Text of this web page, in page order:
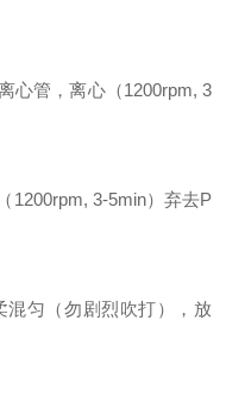
心管，离心（1200rpm, 3
1200rpm, 3-5min）弃去P
混匀（勿剧烈吹打），放